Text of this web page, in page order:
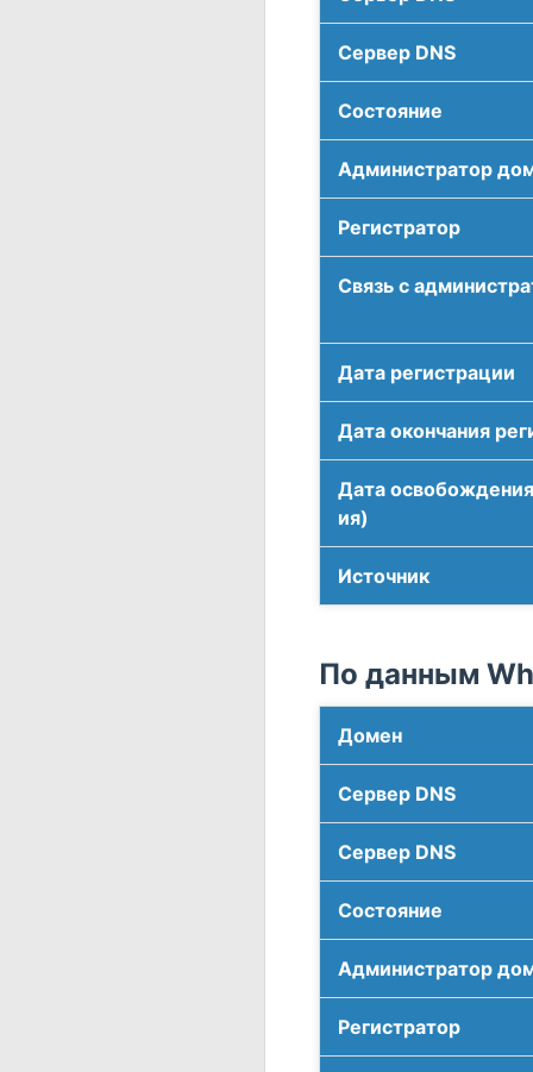
Сервер DNS
Соcтояние
Администратор
Регистратор
Связь с
Дата регистрации
Дата окончания
Дата
ия)
Источник
По данным
Домен
Сервер DNS
Сервер DNS
Соcтояние
Администратор
Регистратор